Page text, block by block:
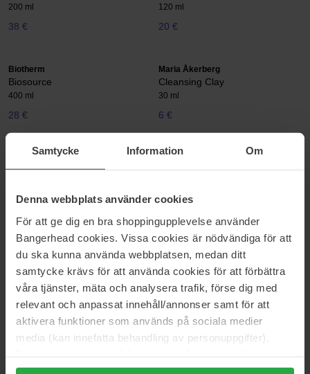
Samtycke Information Om
Denna webbplats använder cookies
För att ge dig en bra shoppingupplevelse använder
Bangerhead cookies. Vissa cookies är nödvändiga för att
du ska kunna använda webbplatsen, medan ditt
samtycke krävs för att använda cookies för att förbättra
våra tjänster, mäta och analysera trafik, förse dig med
relevant och anpassat innehåll/annonser samt för att
aktivera funktioner som används på sociala medier
media (kan innefatta behandling av personuppgifter).
Genom att trycka på "Tillåt alla cookies" accepterar du
200 ml
38 €
120 ml
20 €
Biotherm
Biosource
400 ml
28 €
Maria Åkerberg
Cleansing Clay
30 ml
6 €
Origins
Checks and Balances™ Gentle
150 ml
28 €
L'Oréal Paris
Hydra Energetic Wash
Mixsoon
Centella Cleansing Foam
150 ml
21 €
Biotherm
Aquasource Hydra Barrier
Cleanser
37 €
Milky Tonic Refining Enzyme & Vitamin C